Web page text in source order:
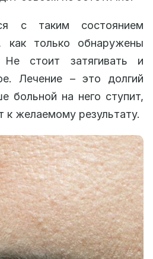
с таким состоянием
как только обнаружены
Не стоит затягивать и
Лечение – это долгий
больной на него ступит,
к желаемому результату.